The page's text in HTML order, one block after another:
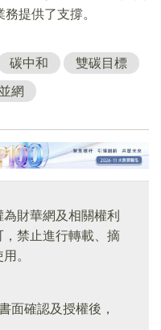
提供了支撐。
碳中和 雙碳目標
網
財華網及相關權利
，禁止進行轉載、摘
。
面確認及授權後，